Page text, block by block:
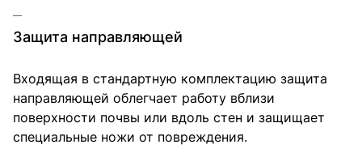
Защита направляющей
Входящая в стандартную комплектацию защита
направляющей облегчает работу вблизи
поверхности почвы или вдоль стен и защищает
специальные ножи от повреждения.